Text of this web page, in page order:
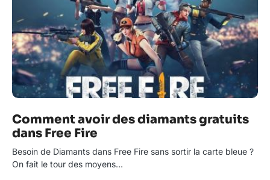
Comment avoir des diamants gratuits
dans Free Fire
Besoin de Diamants dans Free Fire sans sortir la carte bleue ?
On fait le tour des moyens…